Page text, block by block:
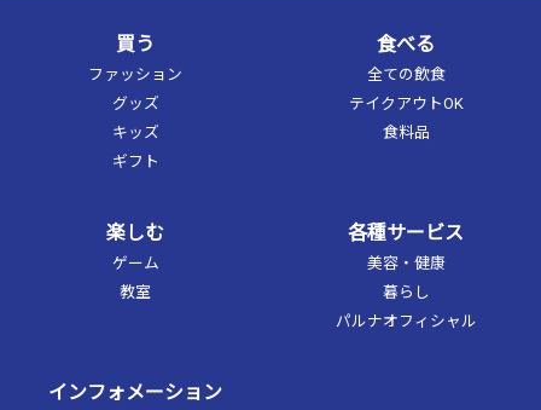
買う
ファッション
グッズ
キッズ
ギフト
食べる
全ての飲食
テイクアウトOK
食料品
楽しむ
ゲーム
教室
各種サービス
美容・健康
暮らし
パルナオフィシャル
インフォメーション